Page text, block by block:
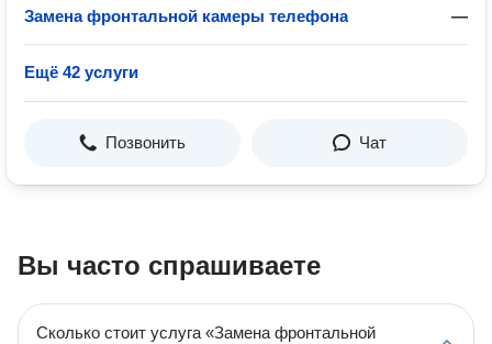
Замена фронтальной камеры телефона —
Ещё 42 услуги
Позвонить Чат
Вы часто спрашиваете
Сколько стоит услуга «Замена фронтальной